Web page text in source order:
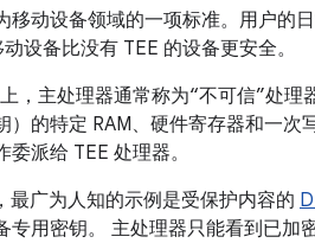
移动设备领域的一项标准。用户的
设备比没有 TEE 的设备更安全。
，主处理器通常称为“不可信”处
）的特定 RAM、硬件寄存器和一
派给 TEE 处理器。
最广为人知的示例是受保护内容的
专用密钥。 主处理器只能看到已